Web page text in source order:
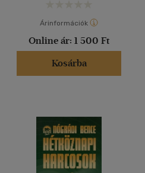
Árinformációk
Online ár: 1 500 Ft
Kosárba